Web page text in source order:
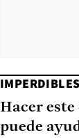
IMPERDIBLES
Hacer
puede